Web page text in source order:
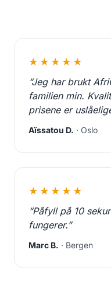
★★★★★
“Jeg har brukt
familien min.
prisene er
Aïssatou D. · Oslo
★★★★★
“Påfyll på 10
fungerer.”
Marc B. · Bergen